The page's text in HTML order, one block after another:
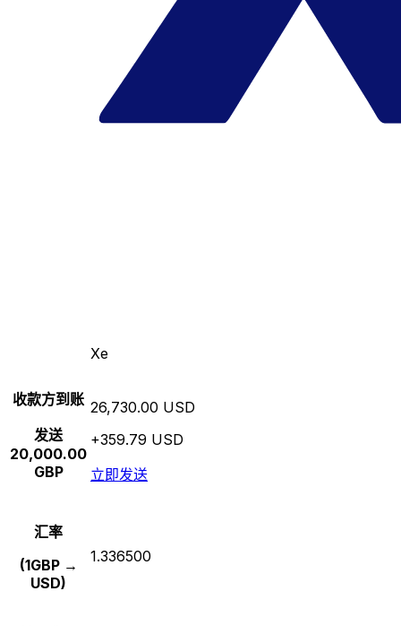
Xe
收款方到账
发送
20,000.00
GBP
26,730.00 USD
+359.79 USD
立即发送
汇率
(1GBP →
USD)
1.336500